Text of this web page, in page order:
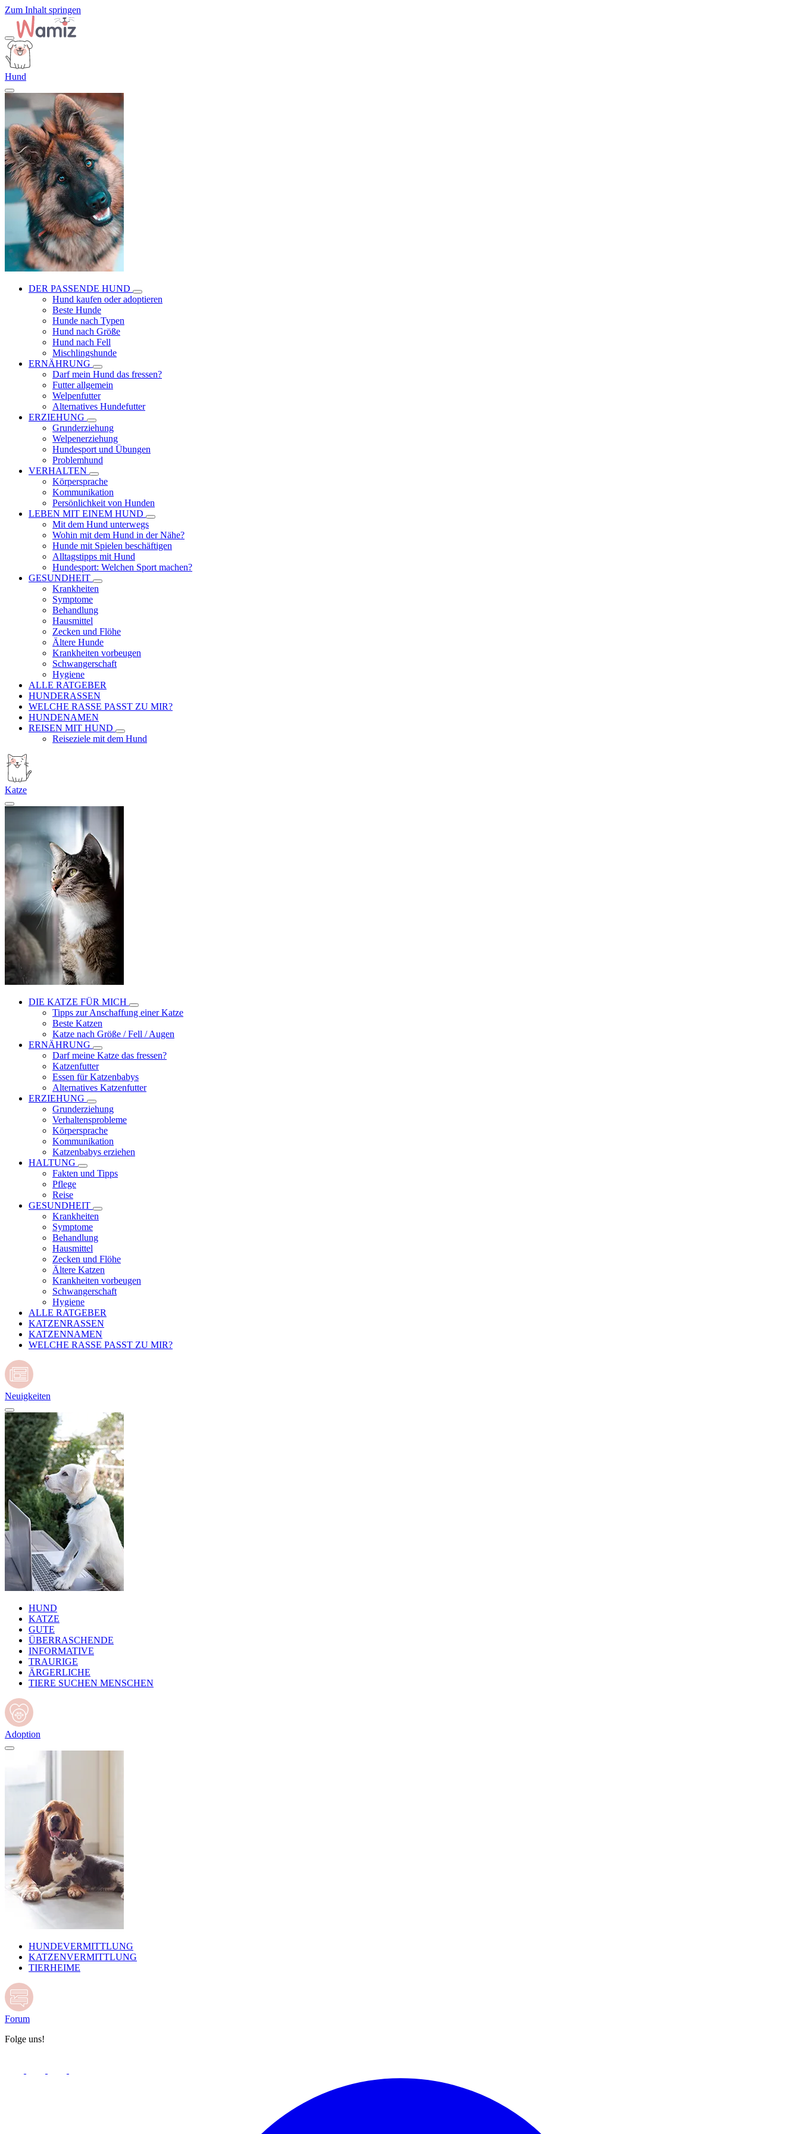
Zum Inhalt springen
Hund
DER PASSENDE HUND
Hund kaufen oder adoptieren
Beste Hunde
Hunde nach Typen
Hund nach Größe
Hund nach Fell
Mischlingshunde
ERNÄHRUNG
Darf mein Hund das fressen?
Futter allgemein
Welpenfutter
Alternatives Hundefutter
ERZIEHUNG
Grunderziehung
Welpenerziehung
Hundesport und Übungen
Problemhund
VERHALTEN
Körpersprache
Kommunikation
Persönlichkeit von Hunden
LEBEN MIT EINEM HUND
Mit dem Hund unterwegs
Wohin mit dem Hund in der Nähe?
Hunde mit Spielen beschäftigen
Alltagstipps mit Hund
Hundesport: Welchen Sport machen?
GESUNDHEIT
Krankheiten
Symptome
Behandlung
Hausmittel
Zecken und Flöhe
Ältere Hunde
Krankheiten vorbeugen
Schwangerschaft
Hygiene
ALLE RATGEBER
HUNDERASSEN
WELCHE RASSE PASST ZU MIR?
HUNDENAMEN
REISEN MIT HUND
Reiseziele mit dem Hund
Katze
DIE KATZE FÜR MICH
Tipps zur Anschaffung einer Katze
Beste Katzen
Katze nach Größe / Fell / Augen
ERNÄHRUNG
Darf meine Katze das fressen?
Katzenfutter
Essen für Katzenbabys
Alternatives Katzenfutter
ERZIEHUNG
Grunderziehung
Verhaltensprobleme
Körpersprache
Kommunikation
Katzenbabys erziehen
HALTUNG
Fakten und Tipps
Pflege
Reise
GESUNDHEIT
Krankheiten
Symptome
Behandlung
Hausmittel
Zecken und Flöhe
Ältere Katzen
Krankheiten vorbeugen
Schwangerschaft
Hygiene
ALLE RATGEBER
KATZENRASSEN
KATZENNAMEN
WELCHE RASSE PASST ZU MIR?
Neuigkeiten
HUND
KATZE
GUTE
ÜBERRASCHENDE
INFORMATIVE
TRAURIGE
ÄRGERLICHE
TIERE SUCHEN MENSCHEN
Adoption
HUNDEVERMITTLUNG
KATZENVERMITTLUNG
TIERHEIME
Forum
Folge uns!